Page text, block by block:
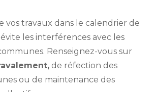
vos travaux dans le calendrier de
les interférences avec les
Renseignez-vous sur
de réfection des
ou de maintenance des